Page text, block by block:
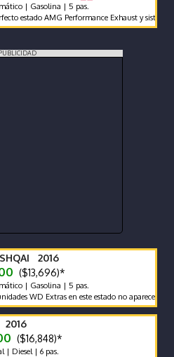
| Gasolina | 5 pas.
estado AMG Performance Exhaust y sistema de
2016
($13,696)*
| Gasolina | 5 pas.
WD Extras en este estado no aparecen con
2016
($16,848)*
| Diesel | 6 pas.